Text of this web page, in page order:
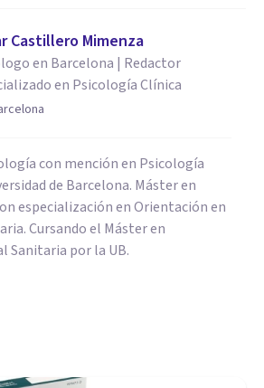
Castillero Mimenza
en Barcelona | Redactor
en Psicología Clínica
con mención en Psicología
de Barcelona. Máster en
especialización en Orientación en
Cursando el Máster en
Sanitaria por la UB.